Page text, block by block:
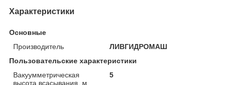
Характеристики
Основные
Производитель
ЛИВГИДРОМАШ
Пользовательские характеристики
Вакуумметрическая
высота всасывания, м
5